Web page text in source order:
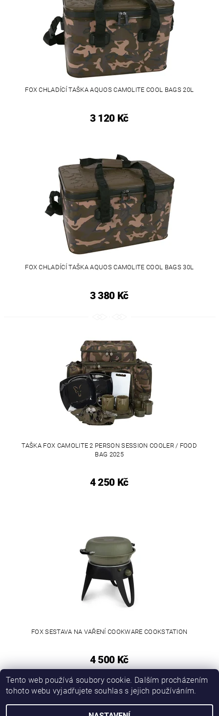
FOX CHLADÍCÍ TAŠKA AQUOS CAMOLITE COOL BAGS 20L
3 120 Kč
FOX CHLADÍCÍ TAŠKA AQUOS CAMOLITE COOL BAGS 30L
3 380 Kč
TAŠKA FOX CAMOLITE 2 PERSON SESSION COOLER / FOOD
BAG 2025
4 250 Kč
FOX SESTAVA NA VAŘENÍ COOKWARE COOKSTATION
4 500 Kč
Heureka.cz | OBLEČENÍ, OBUV
Tento web používá soubory cookie. Dalším procházením
tohoto webu vyjadřujete souhlas s jejich používáním.